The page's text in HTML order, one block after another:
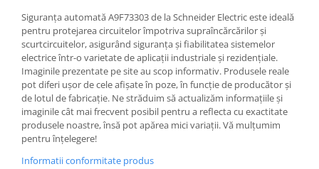
Siguranța automată A9F73303 de la Schneider Electric este ideală
pentru protejarea circuitelor împotriva supraîncărcărilor și
scurtcircuitelor, asigurând siguranța și fiabilitatea sistemelor
electrice într-o varietate de aplicații industriale și rezidențiale.
Imaginile prezentate pe site au scop informativ. Produsele reale
pot diferi ușor de cele afișate în poze, în funcție de producător și
de lotul de fabricație. Ne străduim să actualizăm informațiile și
imaginile cât mai frecvent posibil pentru a reflecta cu exactitate
produsele noastre, însă pot apărea mici variații. Vă mulțumim
pentru înțelegere!
Informatii conformitate produs